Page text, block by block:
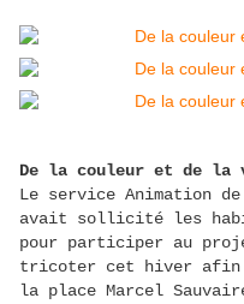
De la couleur et de la
Le service Animation de
avait sollicité les
pour participer au
tricoter cet hiver afin
la place Marcel